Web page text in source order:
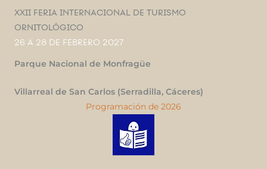
XXII FERIA INTERNACIONAL DE TURISMO
ORNITOLÓGICO
26 A 28 DE FEBRERO 2027
Parque Nacional de Monfragüe
Villarreal de San Carlos (Serradilla, Cáceres)
Programación de 2026